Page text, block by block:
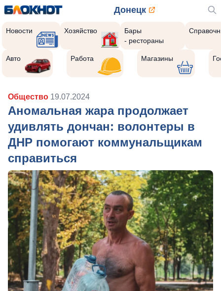
Донецк
Новости Хозяйство
Бары
- рестораны
Авто Работа Магазины
Общество 19.07.2024
Аномальная жара продолжает
удивлять дончан: волонтеры в
ДНР помогают коммунальщикам
справиться